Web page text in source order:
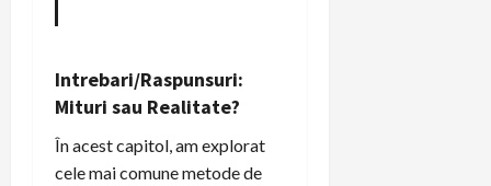
Intrebari/Raspunsuri:
Mituri sau Realitate?
În acest capitol, am explorat
cele mai comune metode de